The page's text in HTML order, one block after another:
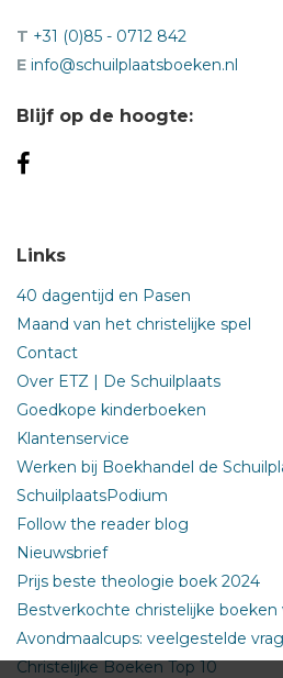
T +31 (0)85 - 0712 842
E info@schuilplaatsboeken.nl
Blijf op de hoogte:
Links
40 dagentijd en Pasen
Maand van het christelijke spel
Contact
Over ETZ | De Schuilplaats
Goedkope kinderboeken
Klantenservice
Werken bij Boekhandel de
SchuilplaatsPodium
Follow the reader blog
Nieuwsbrief
Prijs beste theologie boek 2024
Bestverkochte christelijke boeken
Avondmaalcups: veelgestelde
Christelijke Boeken Top 10